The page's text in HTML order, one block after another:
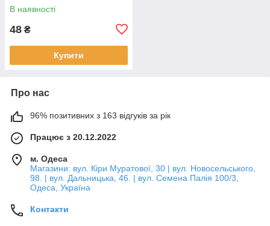
В наявності
48 ₴
Купити
Про нас
96% позитивних з 163 відгуків за рік
Працює з 20.12.2022
м. Одеса
Магазини: вул. Кіри Муратової, 30 | вул. Новосельського,
98. | вул. Дальницька, 46. | вул. Семена Палія 100/3,
Одеса, Україна
Контакти